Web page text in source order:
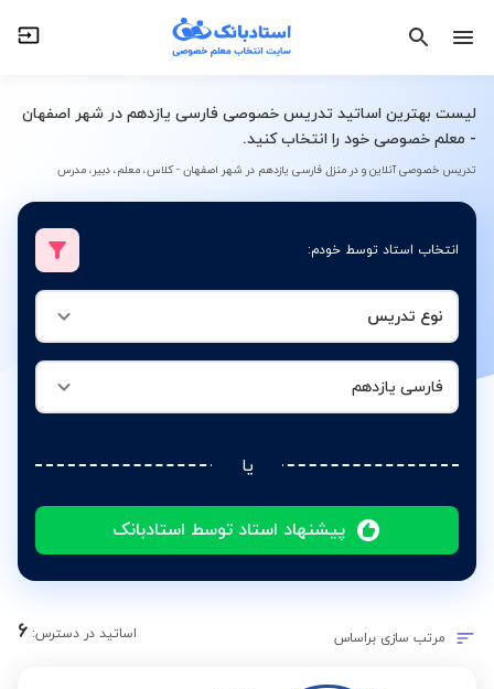
لیست بهترین اساتید تدریس خصوصی فارسی یازدهم در شهر اصفهان
- معلم خصوصی خود را انتخاب کنید.
تدریس خصوصی آنلاین و در منزل فارسی یازدهم در شهر اصفهان - کلاس، معلم، دبیر، مدرس
انتخاب استاد توسط خودم:
نوع تدریس
فارسی یازدهم
یا
پیشنهاد استاد توسط استادبانک
فارسی یازدهم
مرتب سازی براساس اساتید در دسترس: 6